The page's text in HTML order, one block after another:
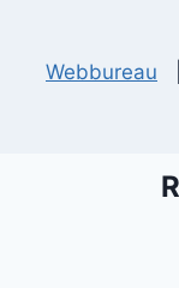
Webbureau